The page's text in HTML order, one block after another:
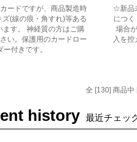
ードですが、商品製造時
ズ(線の痕・角すれ)等ある
ます。 神経質の方はご購
い。保護用のカードロー
ー付きです。
☆新品
につ
場合
入を
全 [130] 商品中
history 最近チェッ